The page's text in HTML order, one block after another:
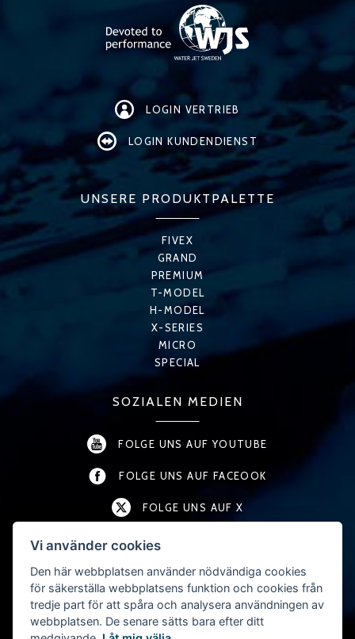
LOGIN VERTRIEB
LOGIN KUNDENDIENST
UNSERE PRODUKTPALETTE
FIVEX
GRAND
PREMIUM
T-MODEL
H-MODEL
X-SERIES
MICRO
SPECIAL
SOZIALEN MEDIEN
FOLGE UNS AUF YOUTUBE
FOLGE UNS AUF FACEOOK
FOLGE UNS AUF X
FOLGE UNS AUF LINKEDIN
FOLGE UNS AUF INSTAGRAM
KONTAKT
Vi använder cookies
Den här webbplatsen använder nödvändiga cookies
för säkerställa webbplatsens funktion och cookies från
tredje part för att spåra och analysera användningen av
webbplatsen. De senare sätts bara efter ditt